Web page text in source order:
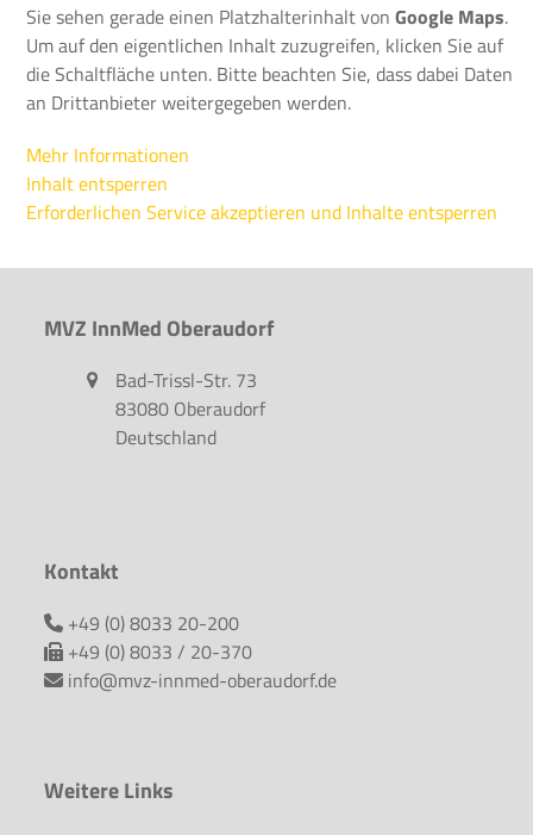
Sie sehen gerade einen Platzhalterinhalt vonGoogle Maps.
Um auf den eigentlichen Inhalt zuzugreifen, klicken Sie auf
die Schaltfläche unten. Bitte beachten Sie, dass dabei Daten
an Drittanbieter weitergegeben werden.
Mehr Informationen
Inhalt entsperren
Erforderlichen Service akzeptieren und Inhalte entsperren
MVZ InnMed Oberaudorf
Bad-Trissl-Str. 73
83080 Oberaudorf
Deutschland
Kontakt
+49 (0) 8033 20-200
+49 (0) 8033 / 20-370
info@mvz-innmed-oberaudorf.de
Weitere Links